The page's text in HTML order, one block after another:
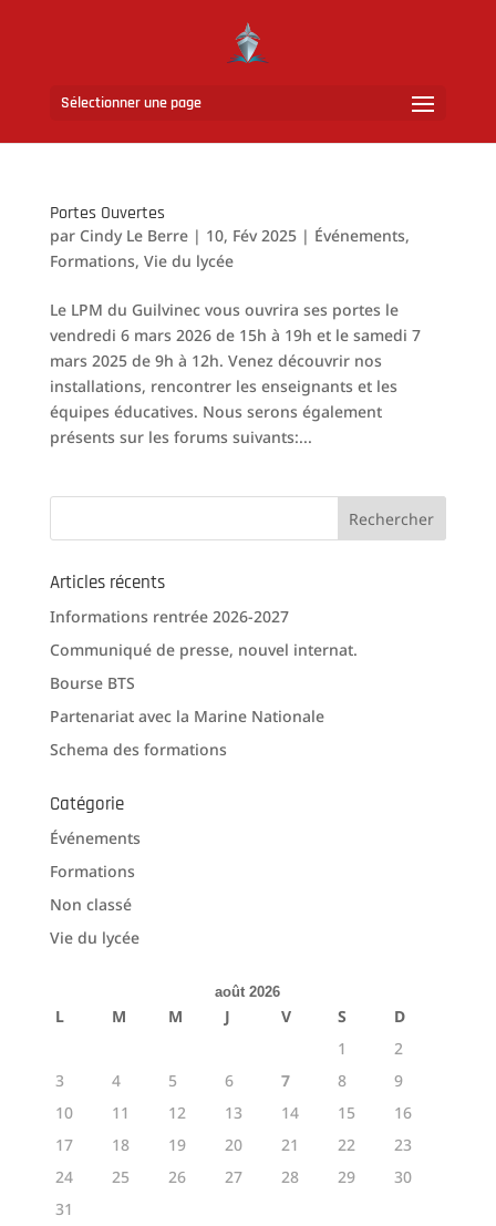
Sélectionner une page
Portes Ouvertes
par Cindy Le Berre| 10, Fév 2025| Événements,
Formations, Vie du lycée
Le LPM du Guilvinec vous ouvrira ses portes le
vendredi 6 mars 2026 de 15h à 19h et le samedi 7
mars 2025 de 9h à 12h. Venez découvrir nos
installations, rencontrer les enseignants et les
équipes éducatives. Nous serons également
présents sur les forums suivants:...
Articles récents
Informations rentrée 2026-2027
Communiqué de presse, nouvel internat.
Bourse BTS
Partenariat avec la Marine Nationale
Schema des formations
Catégorie
Événements
Formations
Non classé
Vie du lycée
août 2026
L M M J V S
D
1
2
3
4 5 6 7 8
9
10
11 12 13 14 15
16
17
18 19 20 21 22
23
24
25 26 27 28 29
30
31